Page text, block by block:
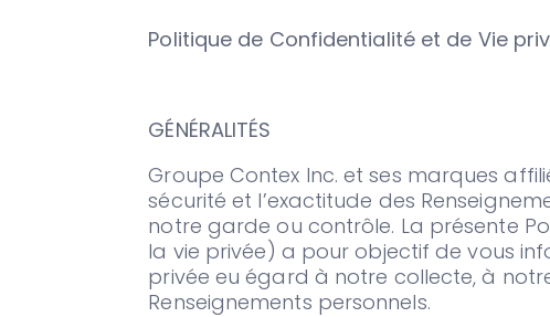
Politique de Confidentialité et de Vie
GÉNÉRALITÉS
Groupe Contex Inc. et ses marques
sécurité et l’exactitude des
notre garde ou contrôle. La présente
la vie privée) a pour objectif de vous
privée eu égard à notre collecte, à
Renseignements personnels.